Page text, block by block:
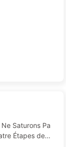
Saturons Pa
Étapes de R